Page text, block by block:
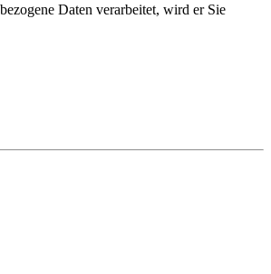
Daten verarbeitet, wird er Sie